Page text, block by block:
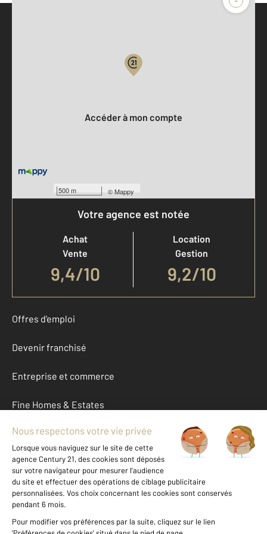
500 m ©Mappy
Accéder à mon compte
Votre agence est notée
Achat
Vente
9,4/10
Location
Gestion
9,2/10
Offres d'emploi
Devenir franchisé
Entreprise et commerce
Fine Homes & Estates
À propos
International
Nous contacter